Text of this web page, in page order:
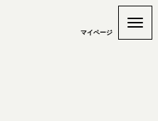
マイページ